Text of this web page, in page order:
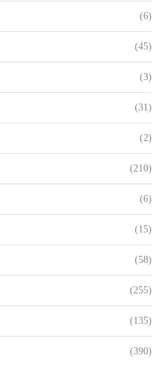
(6)
(45)
(3)
(31)
(2)
(210)
(6)
(15)
(58)
(255)
(135)
(390)